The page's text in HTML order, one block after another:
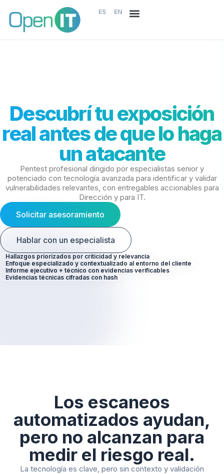
ES EN
Descubrí tu exposición
real antes de que lo haga
un atacante
Pentest profesional dirigido por especialistas senior y
potenciado con tecnología avanzada para identificar y validar
vulnerabilidades relevantes, con entregables accionables para
Dirección y para IT.
Solicitar asesoramiento
Hablar con un especialista
Hallazgos priorizados por criticidad y relevancia
Enfoque especializado y contextualizado al entorno del cliente
Informe ejecutivo + técnico con evidencias verificables
Evidencias técnicas cifradas con hash
Los escaneos
automatizados ayudan,
pero no alcanzan para
medir el riesgo real.
La tecnología es clave, pero sin contexto y validación